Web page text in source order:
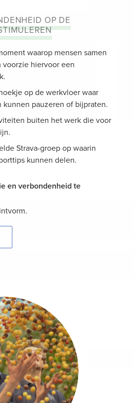
OP DE
waarop mensen samen
hiervoor een
op de werkvloer waar
kunnen pauzeren of bijpraten.
buiten het werk die voor
Strava-groep op waarin
kunnen delen.
en verbondenheid te